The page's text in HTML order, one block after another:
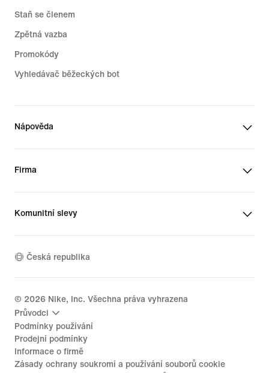
Staň se členem
Zpětná vazba
Promokódy
Vyhledávač běžeckých bot
Nápověda
Firma
Komunitní slevy
Česká republika
© 2026 Nike, Inc. Všechna práva vyhrazena
Průvodci
Podmínky používání
Prodejní podmínky
Informace o firmě
Zásady ochrany soukromí a používání souborů cookie